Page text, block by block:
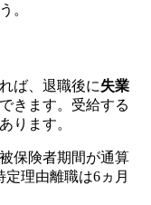
。
ば、退職後に失業
きます。受給する
ります。
保険者期間が通算
理由離職は6ヵ月